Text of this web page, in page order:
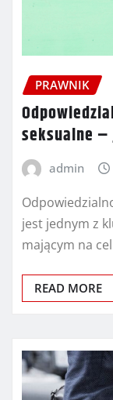
PRAWNIK
seksualne
admin
jest jednym z
mającym na
READ MORE